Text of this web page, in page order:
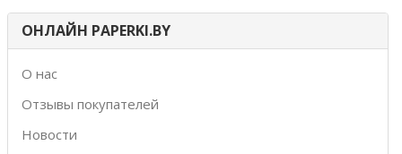
ОНЛАЙН PAPERKI.BY
О нас
Отзывы покупателей
Новости